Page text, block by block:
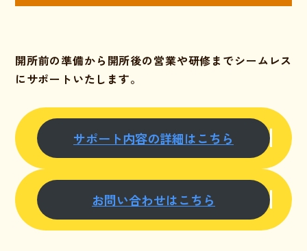
開所前の準備から開所後の営業や研修までシームレス
にサポートいたします。
サポート内容の詳細はこちら
お問い合わせはこちら